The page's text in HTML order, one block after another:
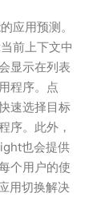
应用预测。
前上下文中
显示在列表
程序。点
速选择目标
序。此外，
也会提供
个用户的使
用切换解决